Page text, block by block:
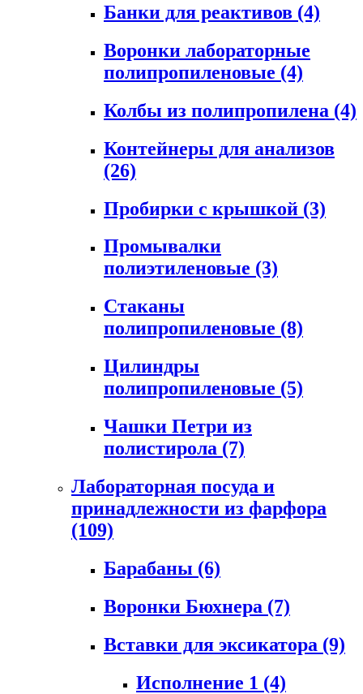
Банки для реактивов (4)
Воронки лабораторные
полипропиленовые (4)
Колбы из полипропилена (4)
Контейнеры для анализов
(26)
Пробирки с крышкой (3)
Промывалки
полиэтиленовые (3)
Стаканы
полипропиленовые (8)
Цилиндры
полипропиленовые (5)
Чашки Петри из
полистирола (7)
Лабораторная посуда и
принадлежности из фарфора
(109)
Барабаны (6)
Воронки Бюхнера (7)
Вставки для эксикатора (9)
Исполнение 1 (4)